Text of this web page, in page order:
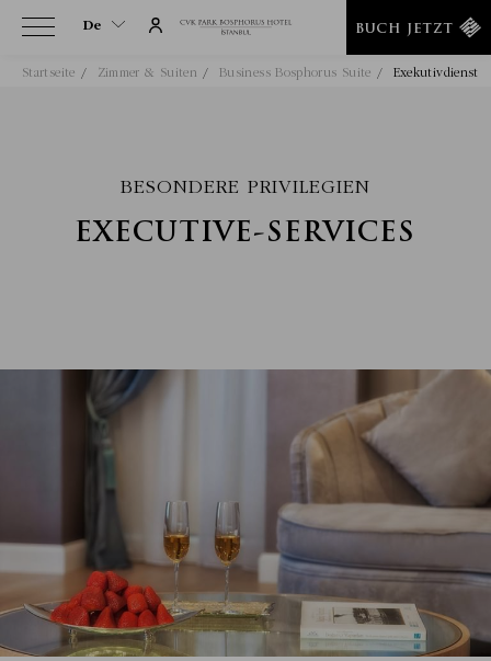
De
De
He
Fr
BUCH JETZT
Startseite Zimmer & Suiten Business Bosphorus Suite Exekutivdienst
BESONDERE PRIVILEGIEN
EXECUTIVE-SERVICES